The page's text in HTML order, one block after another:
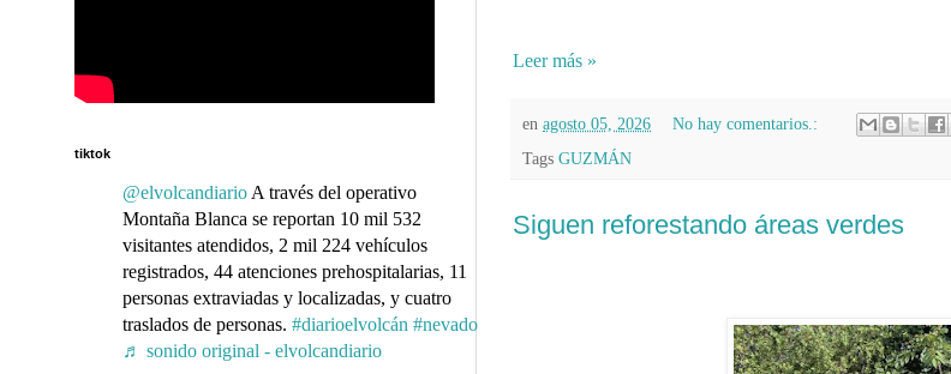
Leer más »
en agosto 05, 2026
No hay comentarios.:
Tags GUZMÁN
Siguen reforestando áreas verdes
tiktok
@elvolcandiario A través del operativo
Montaña Blanca se reportan 10 mil 532
visitantes atendidos, 2 mil 224 vehículos
registrados, 44 atenciones prehospitalarias, 11
personas extraviadas y localizadas, y cuatro
traslados de personas. #diarioelvolcán #nevado
♬ sonido original - elvolcandiario